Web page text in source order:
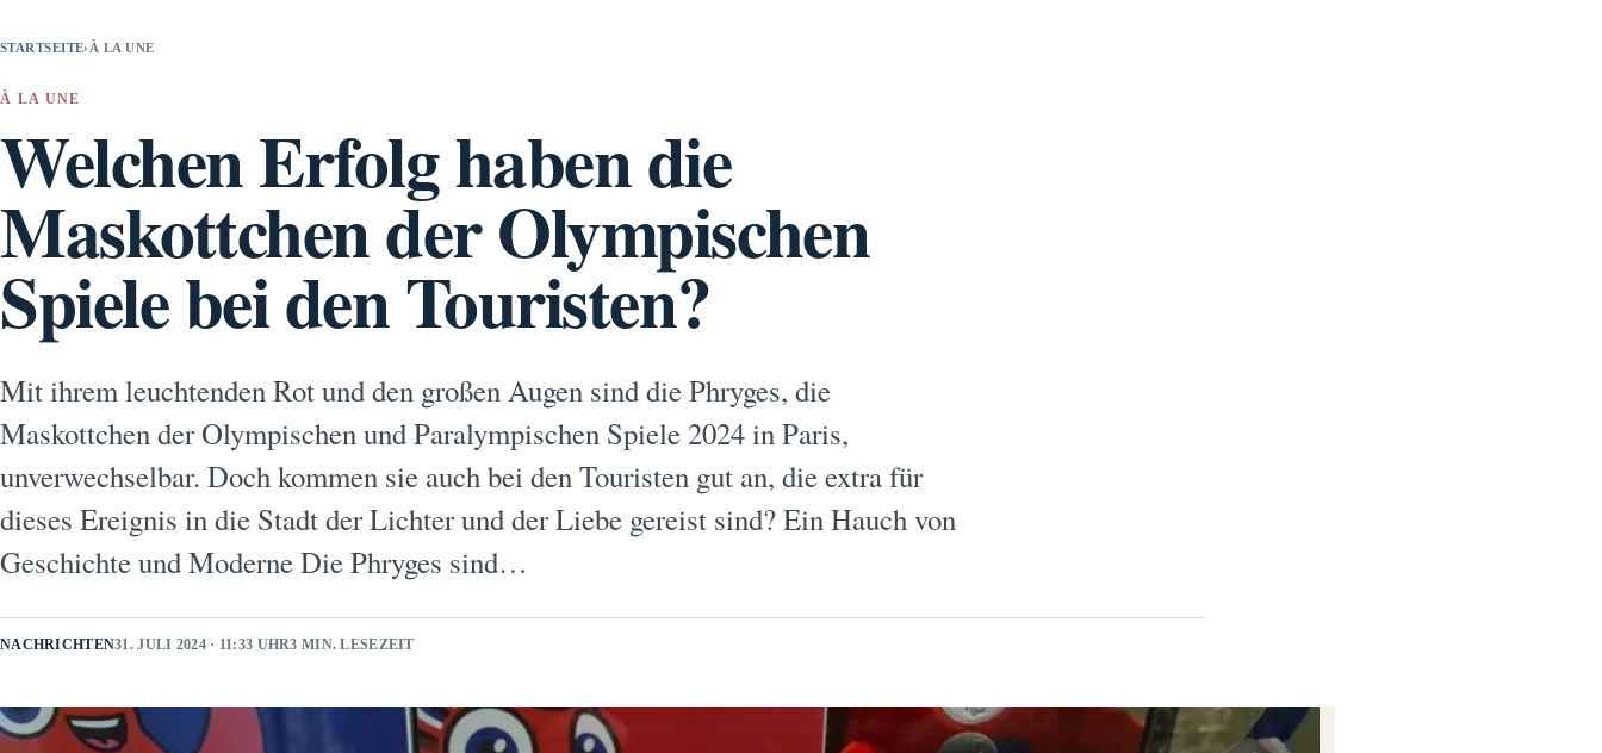
STARTSEITE› À LA UNE
À LA UNE
Welchen Erfolg haben die
Maskottchen der Olympischen
Spiele bei den Touristen?
Mit ihrem leuchtenden Rot und den großen Augen sind die Phryges, die
Maskottchen der Olympischen und Paralympischen Spiele 2024 in Paris,
unverwechselbar. Doch kommen sie auch bei den Touristen gut an, die extra für
dieses Ereignis in die Stadt der Lichter und der Liebe gereist sind? Ein Hauch von
Geschichte und Moderne Die Phryges sind…
NACHRICHTEN31. JULI 2024 · 11:33 UHR3 MIN. LESEZEIT